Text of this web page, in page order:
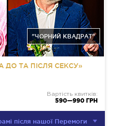
"ЧОРНИЙ КВАДРАТ"
ДО ТА ПІСЛЯ СЕКСУ»
Вартість квитків:
590—990 ГРН
після нашої Перемоги